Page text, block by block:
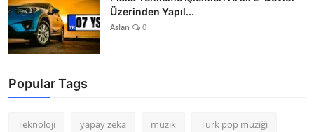
Üzerinden Yapıl...
Aslan 0
Popular Tags
Teknoloji yapay zeka müzik Türk pop müziği